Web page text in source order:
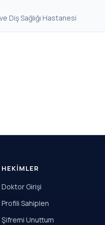
Diş Sağlığı Hastanesi
HEKIMLER
Doktor Girişi
Profili Sahiplen
Şifremi Unuttum